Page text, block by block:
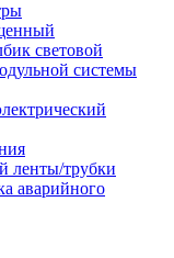
световой
системы
ленты/трубки
аварийного